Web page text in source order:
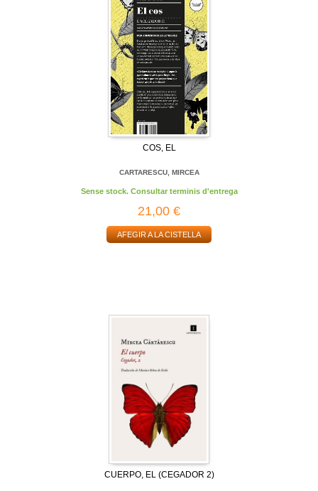
COS, EL
CARTARESCU, MIRCEA
Sense stock. Consultar terminis d'entrega
21,00 €
AFEGIR A LA CISTELLA
CUERPO, EL (CEGADOR 2)